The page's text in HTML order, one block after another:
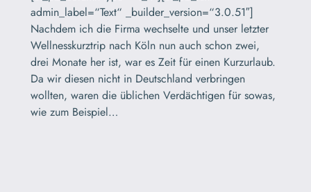
admin_label=“Text“ _builder_version=“3.0.51″]
Nachdem ich die Firma wechselte und unser letzter
Wellnesskurztrip nach Köln nun auch schon zwei,
drei Monate her ist, war es Zeit für einen Kurzurlaub.
Da wir diesen nicht in Deutschland verbringen
wollten, waren die üblichen Verdächtigen für sowas,
wie zum Beispiel…